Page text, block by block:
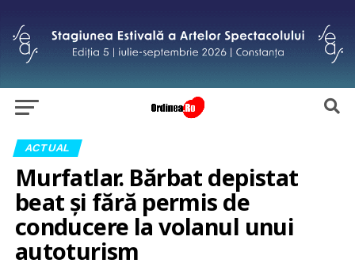
ACTUAL
Murfatlar. Bărbat depistat
beat și fără permis de
conducere la volanul unui
autoturism